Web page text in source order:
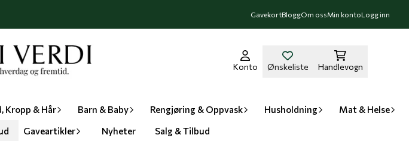
GavekortBloggOm ossMin kontoLogg inn
Konto Ønskeliste Handlevogn
Kropp & Hår Barn & Baby Rengjøring & Oppvask Husholdning
Mat & Helse
Gaveartikler Nyheter Salg & Tilbud
På lager På lager